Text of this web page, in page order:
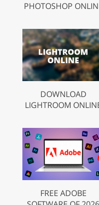
PHOTOSHOP
DOWNLOAD
LIGHTROOM
FREE ADOBE